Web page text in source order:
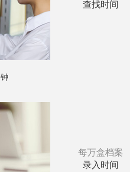
查找时间
每万盒档案
录入时间